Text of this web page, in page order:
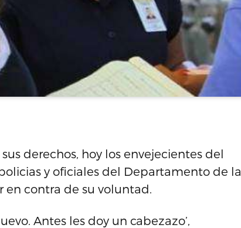
derechos, hoy los envejecientes del
y oficiales del Departamento de la
en contra de su voluntad.
Antes les doy un cabezazo’,